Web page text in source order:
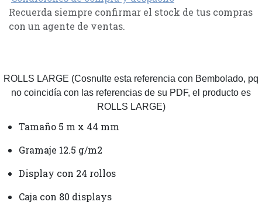
Recuerda siempre confirmar el stock de tus compras
con un agente de ventas.
ROLLS LARGE (Cosnulte esta referencia con Bembolado, pq
no coincidía con las referencias de su PDF, el producto es
ROLLS LARGE)
Tamaño 5 m x 44 mm
Gramaje 12.5 g/m2
Display con 24 rollos
Caja con 80 displays